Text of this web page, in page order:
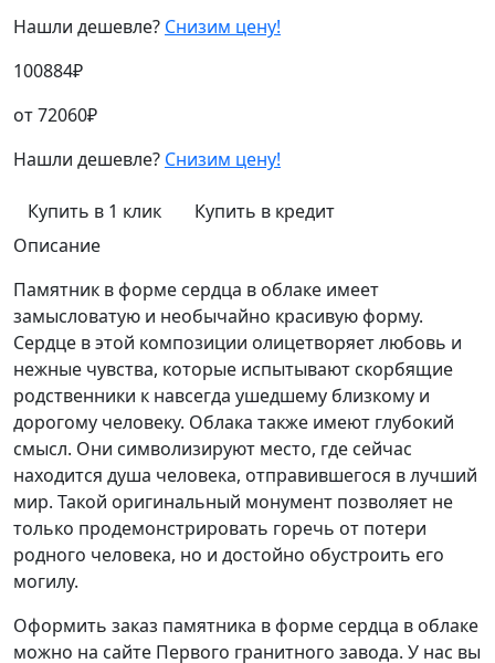
Нашли дешевле? Снизим цену!
100884₽
от72060₽
Нашли дешевле? Снизим цену!
Купить в 1 клик
Купить в кредит
Описание
Памятник в форме сердца в облаке имеет
замысловатую и необычайно красивую форму.
Сердце в этой композиции олицетворяет любовь и
нежные чувства, которые испытывают скорбящие
родственники к навсегда ушедшему близкому и
дорогому человеку. Облака также имеют глубокий
смысл. Они символизируют место, где сейчас
находится душа человека, отправившегося в лучший
мир. Такой оригинальный монумент позволяет не
только продемонстрировать горечь от потери
родного человека, но и достойно обустроить его
могилу.
Оформить заказ памятника в форме сердца в облаке
можно на сайте Первого гранитного завода. У нас вы